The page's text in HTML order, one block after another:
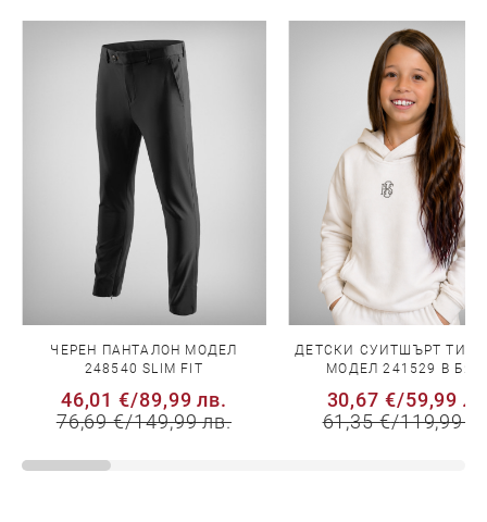
ЧЕРЕН ПАНТАЛОН МОДЕЛ
248540 SLIM FIT
46,01 €/89,99 лв.
76,69 €/149,99 лв.
ДЕТСКИ СУИТШЪРТ ТИП
МОДЕЛ 241529 В
30,67 €/59,99
61,35 €/119,99